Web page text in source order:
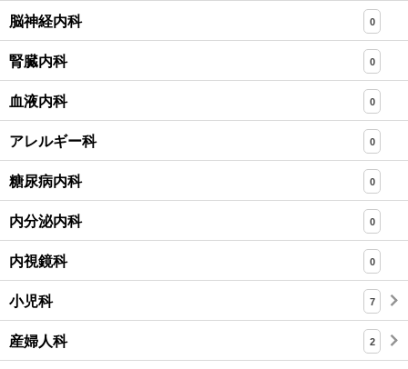
脳神経内科 0
腎臓内科 0
血液内科 0
アレルギー科 0
糖尿病内科 0
内分泌内科 0
内視鏡科 0
小児科 7
産婦人科 2